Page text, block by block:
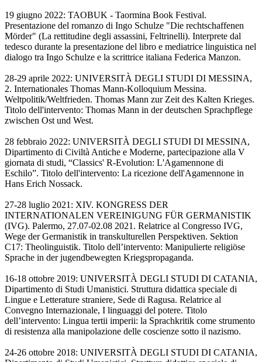
19 giugno 2022: TAOBUK - Taormina Book Festival.
Presentazione del romanzo di Ingo Schulze "Die rechtschaffenen
Mörder" (La rettitudine degli assassini, Feltrinelli). Interprete dal
tedesco durante la presentazione del libro e mediatrice linguistica nel
dialogo tra Ingo Schulze e la scrittrice italiana Federica Manzon.
28-29 aprile 2022: UNIVERSITÀ DEGLI STUDI DI MESSINA,
2. Internationales Thomas Mann-Kolloquium Messina.
Weltpolitik/Weltfrieden. Thomas Mann zur Zeit des Kalten Krieges.
Titolo dell'intervento: Thomas Mann in der deutschen Sprachpflege
zwischen Ost und West.
28 febbraio 2022: UNIVERSITÀ DEGLI STUDI DI MESSINA,
Dipartimento di Civiltà Antiche e Moderne, partecipazione alla V
giornata di studi, “Classics' R-Evolution: L'Agamennone di
Eschilo”. Titolo dell'intervento: La ricezione dell'Agamennone in
Hans Erich Nossack.
27-28 luglio 2021: XIV. KONGRESS DER
INTERNATIONALEN VEREINIGUNG FÜR GERMANISTIK
(IVG). Palermo, 27.07-02.08 2021. Relatrice al Congresso IVG,
Wege der Germanistik in transkulturellen Perspektiven. Sektion
C17: Theolinguistik. Titolo dell’intervento: Manipulierte religiöse
Sprache in der jugendbewegten Kriegspropaganda.
16-18 ottobre 2019: UNIVERSITÀ DEGLI STUDI DI CATANIA,
Dipartimento di Studi Umanistici. Struttura didattica speciale di
Lingue e Letterature straniere, Sede di Ragusa. Relatrice al
Convegno Internazionale, I linguaggi del potere. Titolo
dell’intervento: Lingua tertii imperii: la Sprachkritik come strumento
di resistenza alla manipolazione delle coscienze sotto il nazismo.
24-26 ottobre 2018: UNIVERSITÀ DEGLI STUDI DI CATANIA,